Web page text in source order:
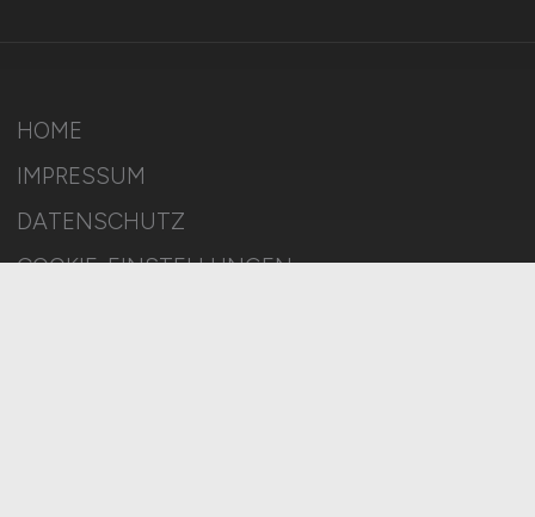
HOME
IMPRESSUM
DATENSCHUTZ
COOKIE-EINSTELLUNGEN